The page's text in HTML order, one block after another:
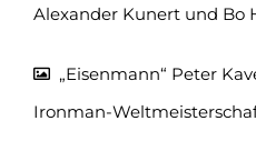
Alexander Kunert und Bo
„Eisenmann“ Peter
Ironman-